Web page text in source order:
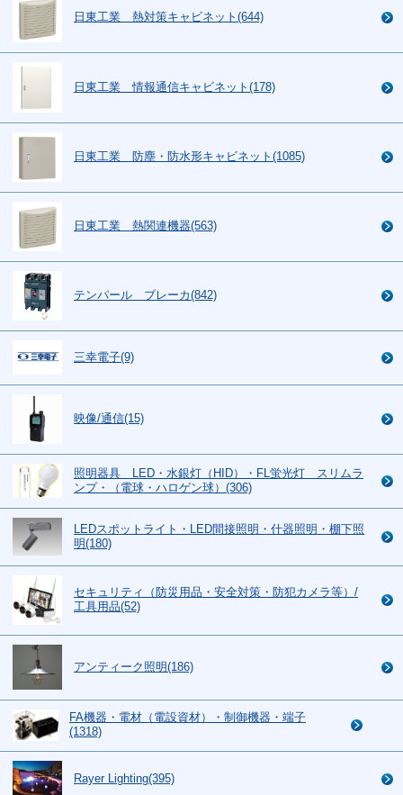
日東工業 熱対策キャビネット(644)
日東工業 情報通信キャビネット(178)
日東工業 防塵・防水形キャビネット(1085)
日東工業 熱関連機器(563)
テンパール ブレーカ(842)
三幸電子(9)
映像/通信(15)
照明器具 LED・水銀灯（HID）・FL蛍光灯 スリムラ
ンプ・（電球・ハロゲン球）(306)
LEDスポットライト・LED間接照明・什器照明・棚下照
明(180)
セキュリティ（防災用品・安全対策・防犯カメラ等）/
工具用品(52)
アンティーク照明(186)
FA機器・電材（電設資材）・制御機器・端子
(1318)
Rayer Lighting(395)